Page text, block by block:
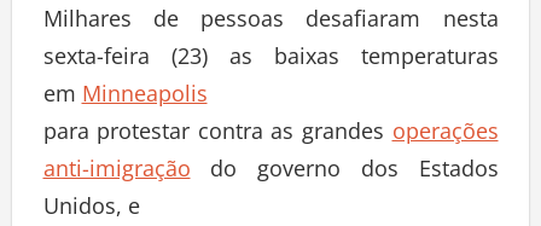
Milhares de pessoas desafiaram nesta
sexta-feira (23) as baixas temperaturas
em Minneapolis
para protestar contra as grandes operações
anti-imigração do governo dos Estados
Unidos, e